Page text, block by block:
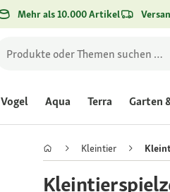
Mehr als 10.000 Artikel
Vogel Aqua Terra Garten
Kleintier